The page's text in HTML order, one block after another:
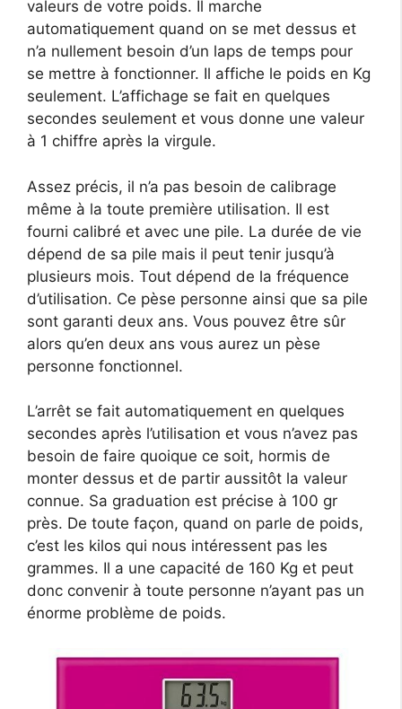
valeurs de votre poids. Il marche
automatiquement quand on se met dessus et
n’a nullement besoin d’un laps de temps pour
se mettre à fonctionner. Il affiche le poids en Kg
seulement. L’affichage se fait en quelques
secondes seulement et vous donne une valeur
à 1 chiffre après la virgule.
Assez précis, il n’a pas besoin de calibrage
même à la toute première utilisation. Il est
fourni calibré et avec une pile. La durée de vie
dépend de sa pile mais il peut tenir jusqu’à
plusieurs mois. Tout dépend de la fréquence
d’utilisation. Ce pèse personne ainsi que sa pile
sont garanti deux ans. Vous pouvez être sûr
alors qu’en deux ans vous aurez un pèse
personne fonctionnel.
L’arrêt se fait automatiquement en quelques
secondes après l’utilisation et vous n’avez pas
besoin de faire quoique ce soit, hormis de
monter dessus et de partir aussitôt la valeur
connue. Sa graduation est précise à 100 gr
près. De toute façon, quand on parle de poids,
c’est les kilos qui nous intéressent pas les
grammes. Il a une capacité de 160 Kg et peut
donc convenir à toute personne n’ayant pas un
énorme problème de poids.